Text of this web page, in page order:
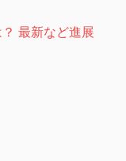
最新など進展